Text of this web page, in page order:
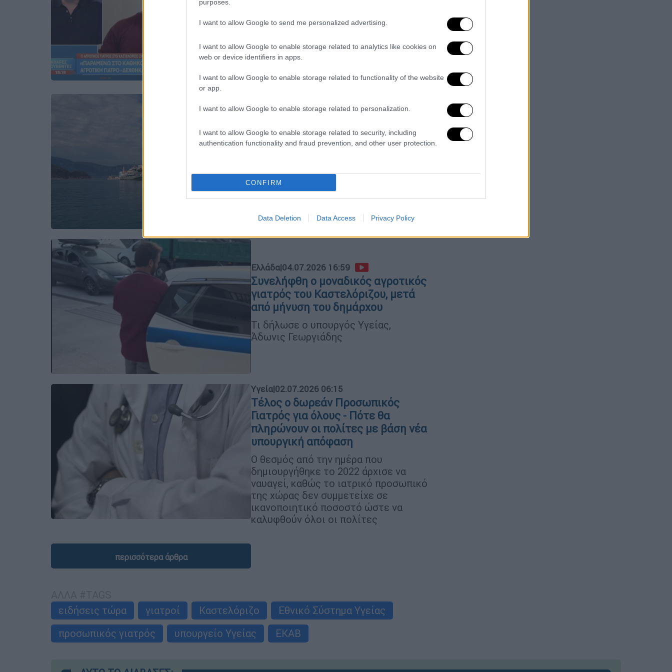
purposes.
I want to allow Google to send me personalized advertising.
I want to allow Google to enable storage related to analytics like cookies on
web or device identifiers in apps.
I want to allow Google to enable storage related to functionality of the website
or app.
I want to allow Google to enable storage related to personalization.
I want to allow Google to enable storage related to security, including
authentication functionality and fraud prevention, and other user protection.
CONFIRM
Data Deletion Data Access Privacy Policy
OPEN είχε καταγγείλει άθλιες
συνθήκες διαβίωσης στο σπίτι που
Ελλάδα 04.07.2026 20:20
Σύλληψη αγροτικού γιατρού στο
Καστελόριζο: Διαψεύδει ο Δήμος
Οι δύο καταγγελίες σε βάρος του
γιατρού που επικαλείται ο Δήμος και
η κόντρα για την κατοικία
Ελλάδα|04.07.2026 16:59
Συνελήφθη ο μοναδικός αγροτικός
γιατρός του Καστελόριζου, μετά
από μήνυση του δημάρχου
Τι δήλωσε ο υπουργός Υγείας,
Άδωνις Γεωργιάδης
Υγεία|02.07.2026 06:15
Τέλος ο δωρεάν Προσωπικός
Γιατρός για όλους - Πότε θα
πληρώνουν οι πολίτες με βάση νέα
υπουργική απόφαση
Ο θεσμός από την ημέρα που
δημιουργήθηκε το 2022 άρχισε να
ναυαγεί, καθώς το ιατρικό προσωπικό
της χώρας δεν συμμετείχε σε
ικανοποιητικό ποσοστό ώστε να
καλυφθούν όλοι οι πολίτες
περισσότερα άρθρα
ειδήσεις τώρα
γιατροί Καστελόριζο
Εθνικό Σύστημα Υγείας
προσωπικός γιατρός
υπουργείο Υγείας ΕΚΑΒ